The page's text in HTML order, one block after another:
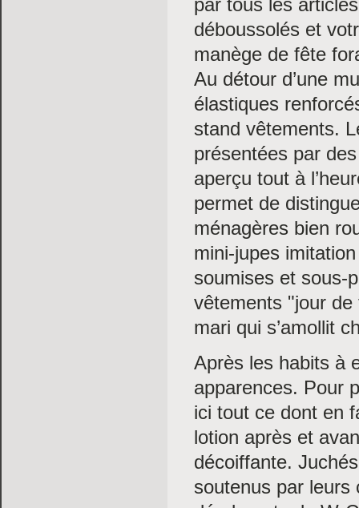
par tous les
déboussolés et
manège de fête
Au détour d’une
élastiques
stand vêtements.
présentées par
aperçu tout à
permet de
ménagères bien
mini-jupes
soumises et sous-
vêtements "jour
mari qui s’amollit
Après les habits à
apparences. Pour
ici tout ce dont en
lotion après et
décoiffante.
soutenus par leurs